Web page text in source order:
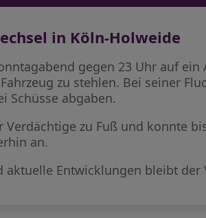
in Köln-Holweide
gegen 23 Uhr auf ein
zu stehlen. Bei seiner
Schüsse abgaben.
zu Fuß und konnte
an.
Entwicklungen bleibt